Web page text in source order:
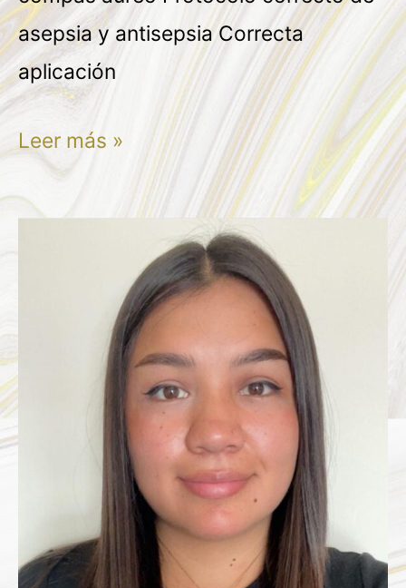
asepsia y antisepsia Correcta
aplicación
Leer más »
LOPEZ